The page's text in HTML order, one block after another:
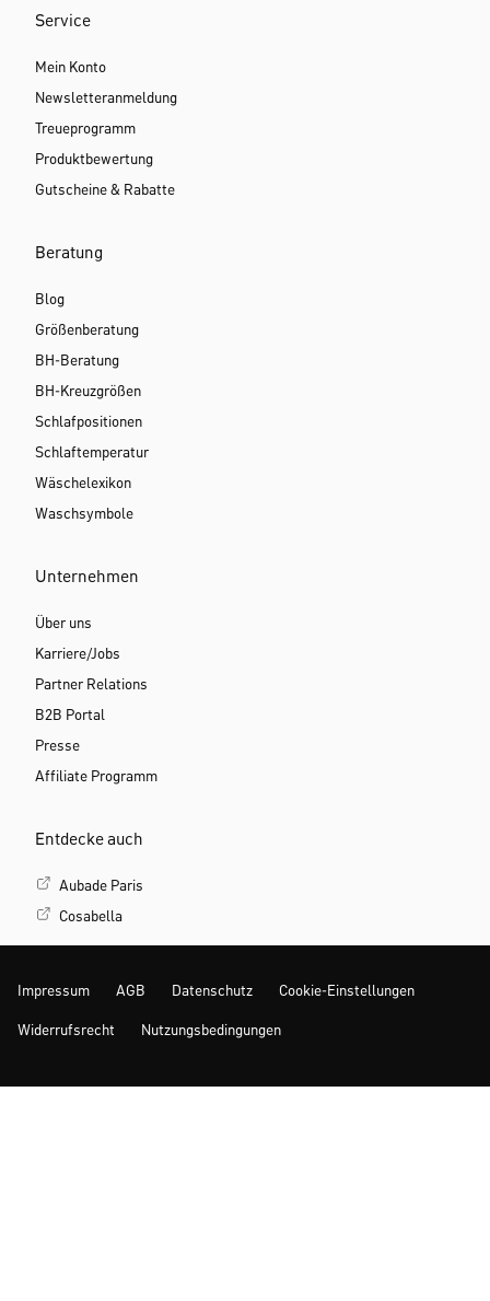
Service
Mein Konto
Newsletteranmeldung
Treueprogramm
Produktbewertung
Gutscheine & Rabatte
Beratung
Blog
Größenberatung
BH-Beratung
BH-Kreuzgrößen
Schlafpositionen
Schlaftemperatur
Wäschelexikon
Waschsymbole
Unternehmen
Über uns
Karriere/Jobs
Partner Relations
B2B Portal
Presse
Affiliate Programm
Entdecke auch
Aubade Paris
Cosabella
Impressum AGB Datenschutz Cookie-Einstellungen
Widerrufsrecht Nutzungsbedingungen